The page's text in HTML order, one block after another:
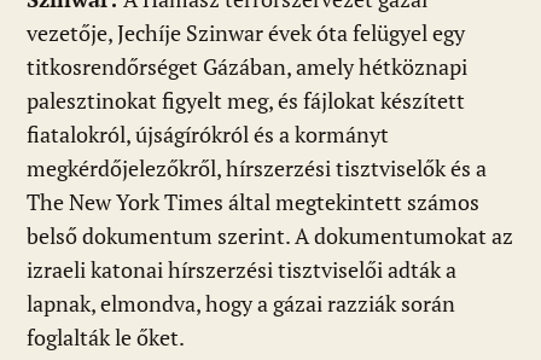
vezetője, Jechíje Szinwar évek óta felügyel egy
titkosrendőrséget Gázában, amely hétköznapi
palesztinokat figyelt meg, és fájlokat készített
fiatalokról, újságírókról és a kormányt
megkérdőjelezőkről, hírszerzési tisztviselők és a
The New York Times által megtekintett számos
belső dokumentum szerint. A dokumentumokat az
izraeli katonai hírszerzési tisztviselői adták a
lapnak, elmondva, hogy a gázai razziák során
foglalták le őket.